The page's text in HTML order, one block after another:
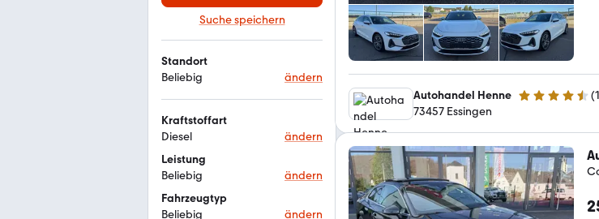
Suche speichern
Standort
Beliebig
ändern
Kraftstoffart
Diesel
ändern
Leistung
Beliebig
ändern
Fahrzeugtyp
Beliebig
ändern
Autohandel Henne 4.5 Sterne (
73457 Essingen­­­